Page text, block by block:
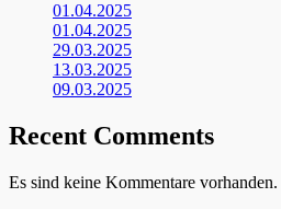
01.04.2025
01.04.2025
29.03.2025
13.03.2025
09.03.2025
Recent Comments
Es sind keine Kommentare vorhanden.